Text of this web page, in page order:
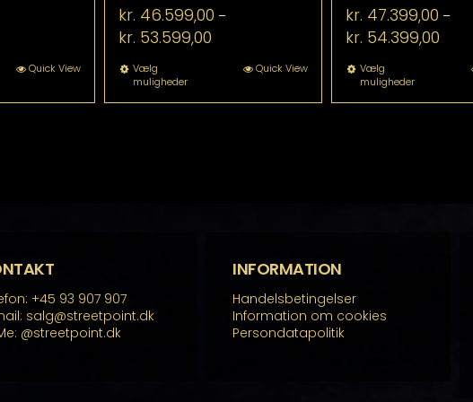
Quick View
kr. 46.599,00 –
kr. 53.599,00Prisinterval:
Vælg
muligheder
Dette
har
Quick View
kr. 47.399,00 –
kr. 54.399,00
Vælg
muligheder
Dette
har
+45 93 907 907
salg@streetpoint.dk
@streetpoint.dk
INFORMATION
Handelsbetingelser
Information om cookies
Persondatapolitik